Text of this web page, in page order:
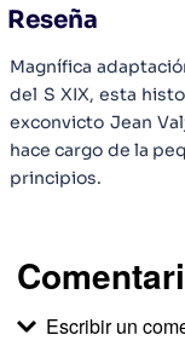
Reseña
Magnífica
del S XIX, esta
exconvicto Jean
hace cargo de la
principios.
Escribir un